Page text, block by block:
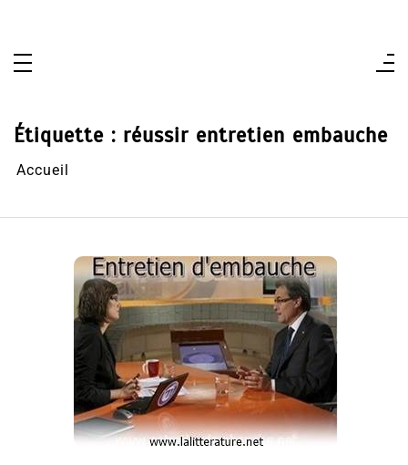
Étiquette : réussir entretien embauche
Accueil